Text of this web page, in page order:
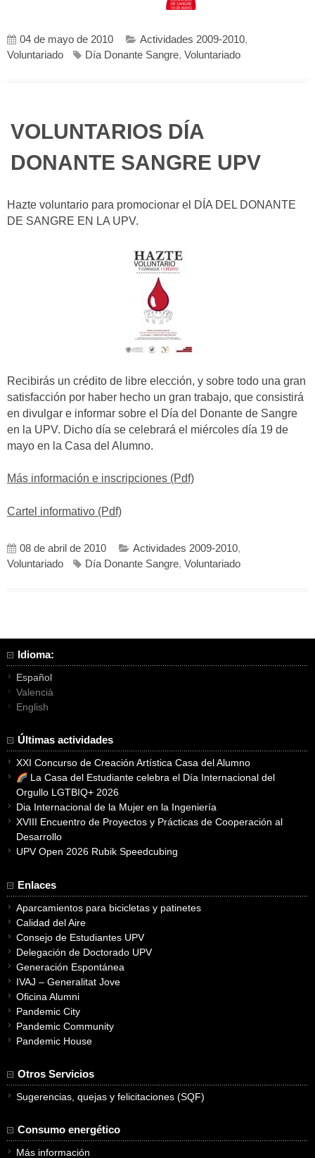
04 de mayo de 2010 Actividades 2009-2010,
Voluntariado
Día Donante Sangre, Voluntariado
VOLUNTARIOS DÍA
DONANTE SANGRE UPV
Hazte voluntario para promocionar el DÍA DEL DONANTE
DE SANGRE EN LA UPV.
Recibirás un crédito de libre elección, y sobre todo una gran
satisfacción por haber hecho un gran trabajo, que consistirá
en divulgar e informar sobre el Día del Donante de Sangre
en la UPV. Dicho día se celebrará el miércoles día 19 de
mayo en la Casa del Alumno.
Más información e inscripciones (Pdf)
Cartel informativo (Pdf)
08 de abril de 2010 Actividades 2009-2010,
Voluntariado
Día Donante Sangre, Voluntariado
Idioma:
Español
Valencià
English
Últimas actividades
XXI Concurso de Creación Artística Casa del Alumno
La Casa del Estudiante celebra el Día Internacional del
Orgullo LGTBIQ+ 2026
Dia Internacional de la Mujer en la Ingeniería
XVIII Encuentro de Proyectos y Prácticas de Cooperación al
Desarrollo
UPV Open 2026 Rubik Speedcubing
Enlaces
Aparcamientos para bicicletas y patinetes
Calidad del Aire
Consejo de Estudiantes UPV
Delegación de Doctorado UPV
Generación Espontánea
IVAJ – Generalitat Jove
Oficina Alumni
Pandemic City
Pandemic Community
Pandemic House
Otros Servicios
Sugerencias, quejas y felicitaciones (SQF)
Consumo energético
Más información